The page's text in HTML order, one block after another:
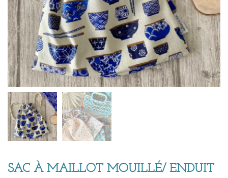
SAC À MAILLOT MOUILLÉ/ ENDUIT